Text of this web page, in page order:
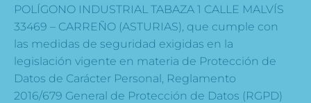
POLÍGONO INDUSTRIAL TABAZA 1 CALLE MALVÍS
33469 – CARREÑO (ASTURIAS), que cumple con
las medidas de seguridad exigidas en la
legislación vigente en materia de Protección de
Datos de Carácter Personal, Reglamento
2016/679 General de Protección de Datos (RGPD)